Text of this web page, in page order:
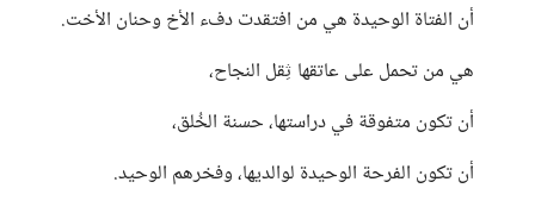
أن الفتاة الوحيدة هي من افتقدت دفء الأخ وحنان الأخت.
هي من تحمل على عاتقها ثِقل النجاح،
أن تكون متفوقة في دراستها، حسنة الخُلق،
أن تكون الفرحة الوحيدة لوالديها، وفخرهم الوحيد.